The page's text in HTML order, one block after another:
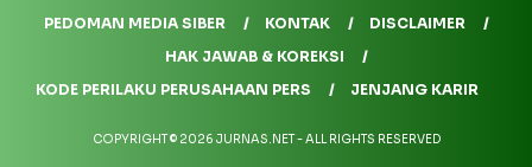
PEDOMAN MEDIA SIBER
KONTAK
DISCLAIMER
HAK JAWAB & KOREKSI
KODE PERILAKU PERUSAHAAN PERS
JENJANG KARIR
COPYRIGHT © 2026 JURNAS.NET - ALL RIGHTS RESERVED